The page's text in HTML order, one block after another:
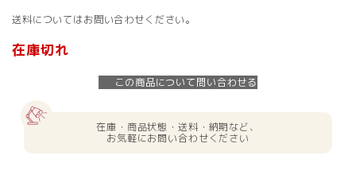
送料についてはお問い合わせください。
在庫切れ
この商品について問い合わせる
在庫・商品状態・送料・納期など、
お気軽にお問い合わせください